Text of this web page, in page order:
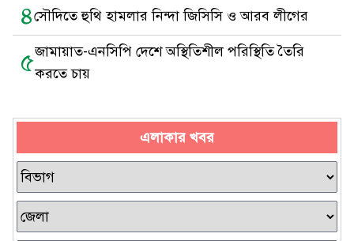
৪সৌদিতে হুথি হামলার নিন্দা জিসিসি ও আরব লীগের
৫জামায়াত-এনসিপি দেশে অস্থিতিশীল পরিস্থিতি তৈরি
করতে চায়
এলাকার খবর